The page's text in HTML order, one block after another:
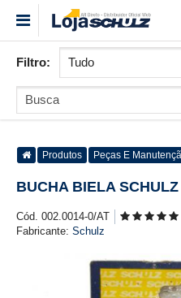
Filtro:
Produtos Peças E
BUCHA BIELA
Cód. 002.0014-0/AT
Fabricante: Schulz